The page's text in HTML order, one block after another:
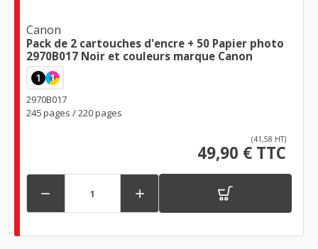
Canon
Pack de 2 cartouches d'encre + 50 Papier photo
2970B017 Noir et couleurs marque Canon
1 1
2970B017
245 pages / 220 pages
(41,58 HT)
49,90 € TTC
 